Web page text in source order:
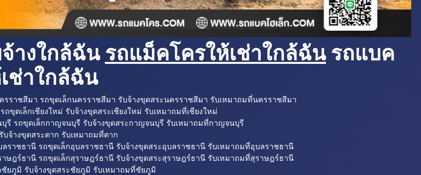
างใกล้ฉัน รถแม็คโครให้เช่าใกล้ฉันรถแบค
ช่าใกล้ฉัน
ราชสีมา รถขุดเล็กนครราชสีมา รับจ้างขุดสระนครราชสีมา รับเหมาถมที่นครราชสีมา
ขุดเล็กเชียงใหม่ รับจ้างขุดสระเชียงใหม่ รับเหมาถมที่เชียงใหม่
รถขุดเล็กกาญจนบุรี รับจ้างขุดสระกาญจนบุรี รับเหมาถมที่กาญจนบุรี
จ้างขุดสระตาก รับเหมาถมที่ตาก
ราชธานี รถขุดเล็กอุบลราชธานี รับจ้างขุดสระอุบลราชธานี รับเหมาถมที่อุบลราชธานี
ษฎร์ธานี รถขุดเล็กสุราษฎร์ธานี รับจ้างขุดสระสุราษฎร์ธานี รับเหมาถมที่สุราษฎร์ธานี
ยภูมิ รับจ้างขุดสระชัยภูมิ รับเหมาถมที่ชัยภูมิ